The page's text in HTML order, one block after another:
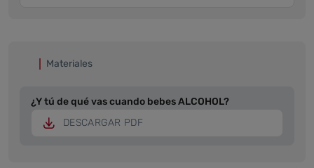
Materiales
¿Y tú de qué vas cuando bebes ALCOHOL?
DESCARGAR PDF